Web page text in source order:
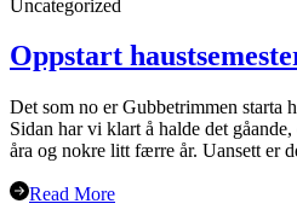
Uncategorized
Oppstart
Det som no er Gubbetrimmen starta
Sidan har vi klart å halde det
åra og nokre litt færre år. Uansett er
Read More